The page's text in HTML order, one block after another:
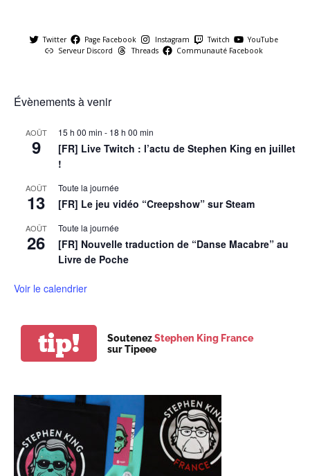
Twitter Page Facebook Instagram Twitch
YouTube
Serveur Discord
Threads Communauté Facebook
Évènements à venir
AOÛT
9
15 h 00 min - 18 h 00 min
[FR] Live Twitch : l’actu de Stephen King en juillet
!
AOÛT
13
Toute la journée
[FR] Le jeu vidéo “Creepshow” sur Steam
AOÛT
26
Toute la journée
[FR] Nouvelle traduction de “Danse Macabre” au
Livre de Poche
Voir le calendrier
tip! SoutenezStephen King France
sur Tipeee